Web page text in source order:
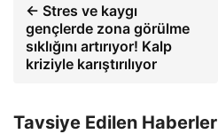
← Stres ve kaygı
gençlerde zona görülme
sıklığını artırıyor! Kalp
kriziyle karıştırılıyor
Tavsiye Edilen Haberler